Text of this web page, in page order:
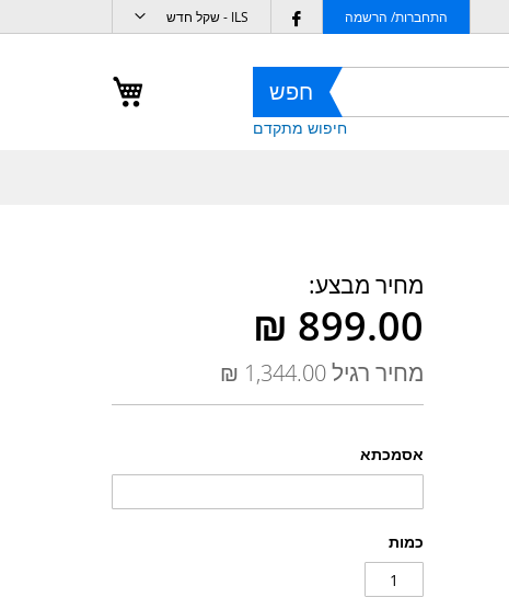
ILS - שקל חדש התחברות/ הרשמה
Facebook
חפש
חיפוש מתקדם
מחיר מבצע
מחיר רגיל
אסמכתא
כמות